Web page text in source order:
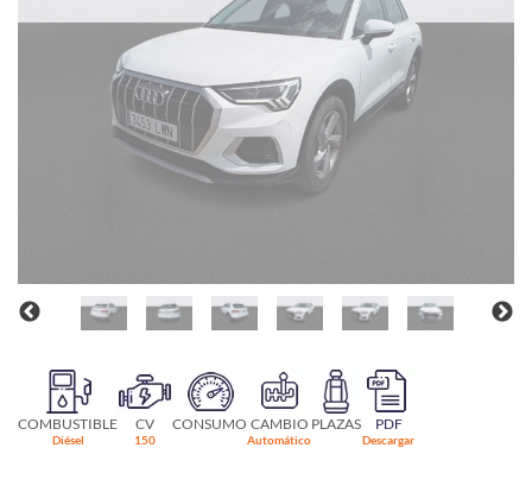
COMBUSTIBLE
Diésel
CV
150
CONSUMO CAMBIO
Automático
PLAZAS PDF
Descargar